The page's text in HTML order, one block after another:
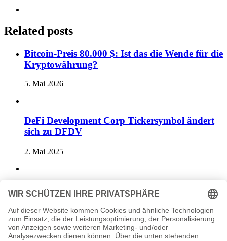
Related posts
Bitcoin-Preis 80.000 $: Ist das die Wende für die
Kryptowährung?
5. Mai 2026
DeFi Development Corp Tickersymbol ändert
sich zu DFDV
2. Mai 2025
Bitcoin Preissteigerung: Einfluss institutioneller
Investoren
4. Juli 2025
Previous post